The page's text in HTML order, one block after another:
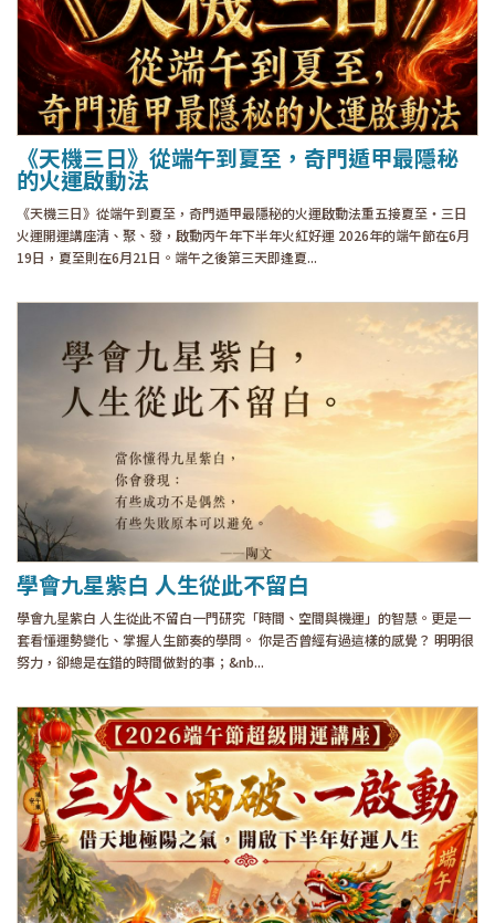
《天機三日》從端午到夏至，奇門遁甲最隱秘
的火運啟動法
《天機三日》從端午到夏至，奇門遁甲最隱秘的火運啟動法重五接夏至・三日
火運開運講座清、聚、發，啟動丙午年下半年火紅好運 2026年的端午節在6月
19日，夏至則在6月21日。端午之後第三天即逢夏...
學會九星紫白 人生從此不留白
學會九星紫白 人生從此不留白一門研究「時間、空間與機運」的智慧。更是一
套看懂運勢變化、掌握人生節奏的學問。 你是否曾經有過這樣的感覺？ 明明很
努力，卻總是在錯的時間做對的事；&nb...